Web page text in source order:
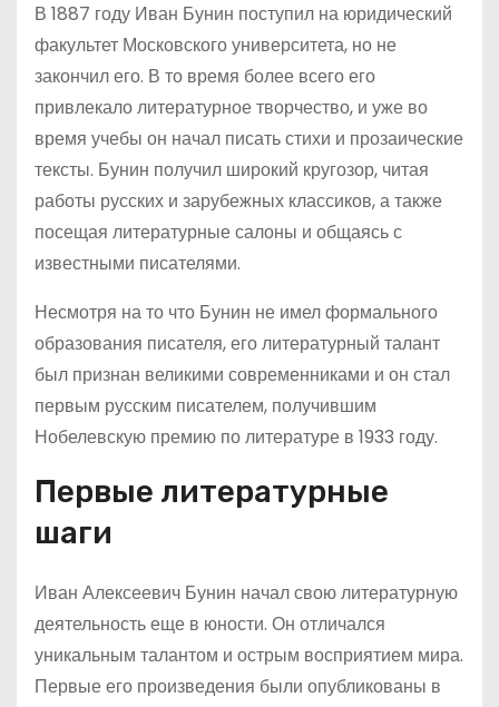
В 1887 году Иван Бунин поступил на юридический
факультет Московского университета, но не
закончил его. В то время более всего его
привлекало литературное творчество, и уже во
время учебы он начал писать стихи и прозаические
тексты. Бунин получил широкий кругозор, читая
работы русских и зарубежных классиков, а также
посещая литературные салоны и общаясь с
известными писателями.
Несмотря на то что Бунин не имел формального
образования писателя, его литературный талант
был признан великими современниками и он стал
первым русским писателем, получившим
Нобелевскую премию по литературе в 1933 году.
Первые литературные
шаги
Иван Алексеевич Бунин начал свою литературную
деятельность еще в юности. Он отличался
уникальным талантом и острым восприятием мира.
Первые его произведения были опубликованы в